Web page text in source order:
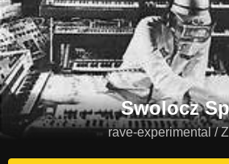
Swolocz
rave-experimental /